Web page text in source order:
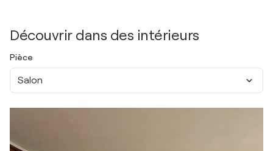
Découvrir dans des intérieurs
Pièce
Salon